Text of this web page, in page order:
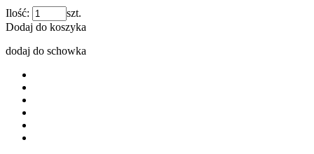
Ilość:
szt.
Dodaj do koszyka
dodaj do schowka